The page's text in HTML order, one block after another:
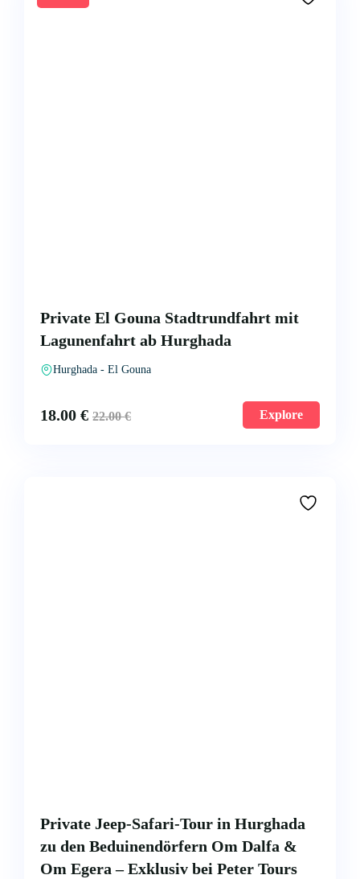
Private El Gouna Stadtrundfahrt mit
Lagunenfahrt ab Hurghada
Hurghada - El Gouna
18.00 € 22.00€ Explore
Private Jeep-Safari-Tour in Hurghada
zu den Beduinendörfern Om Dalfa &
Om Egera – Exklusiv bei Peter Tours